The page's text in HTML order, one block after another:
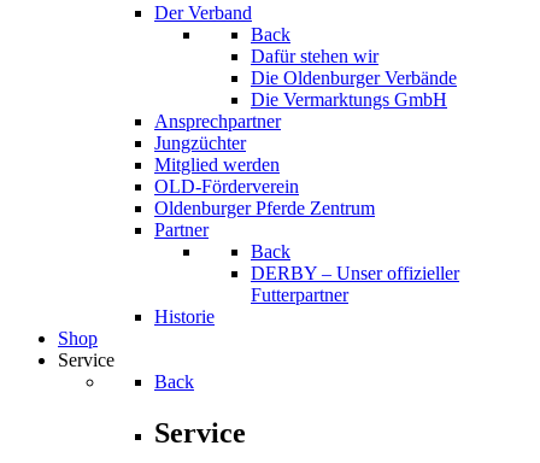
Der Verband
Back
Dafür stehen wir
Die Oldenburger Verbände
Die Vermarktungs GmbH
Ansprechpartner
Jungzüchter
Mitglied werden
OLD-Förderverein
Oldenburger Pferde Zentrum
Partner
Back
DERBY – Unser offizieller
Futterpartner
Historie
Shop
Service
Back
Service